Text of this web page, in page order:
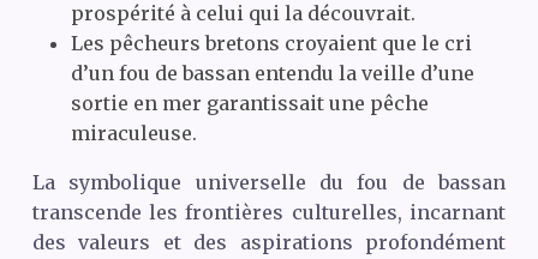
prospérité à celui qui la découvrait.
Les pêcheurs bretons croyaient que le cri
d’un fou de bassan entendu la veille d’une
sortie en mer garantissait une pêche
miraculeuse.
La symbolique universelle du fou de bassan
transcende les frontières culturelles, incarnant
des valeurs et des aspirations profondément